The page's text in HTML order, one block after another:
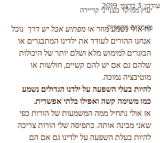
יעוץ ממוקד בענייני קריירה
מאמרים מהמדיה
עודכן: 3 בדצמ׳ 2019
זה אולי נשמע מוזר או מפתיע אבל יש דרך
  נוכל
אנחנו ההורים לעודד את ילדינו המתבגרים או
הבוגרים למימוש מלא ושלם יותר של היכולות
שלהם גם אם יש להם קשיים, חולשות או
מוטיבציה נמוכה.
להיות בעלי השפעה על ילדנו הגדולים נשמע
כמו משימה קשה ואפילו בלתי אפשרית.
אז אולי נתחיל ממה המשמעות של הורות כפי
שאני מבינה אותה. בתפיסה שלי הורות צריכה
להיות בעלת השפעה על ילדינו גם אם הם